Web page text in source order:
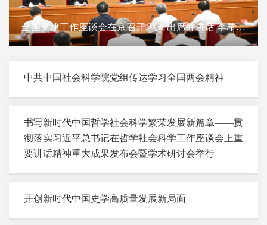
全国党建工作座谈会在京召开 蔡奇出席并讲话 李希出
席
中共中国社会科学院党组传达学习全国两会精神
书写新时代中国哲学社会科学繁荣发展新篇章——贯
彻落实习近平总书记在哲学社会科学工作座谈会上重
要讲话精神重大成果发布会暨学术研讨会举行
开创新时代中国史学高质量发展新局面